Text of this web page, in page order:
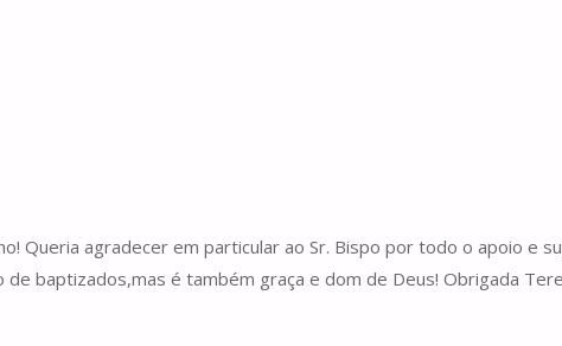
Queria agradecer em particular ao Sr. Bispo por todo o apoio
baptizados,mas é também graça e dom de Deus! Obrigada